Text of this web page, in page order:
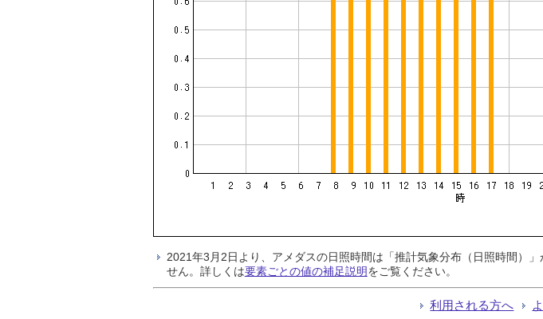
2021年3月2日より、アメダスの日照時間は「推計気象分布（日照時間）
せん。詳しくは要素ごとの値の補足説明をご覧ください。
利用される方へ